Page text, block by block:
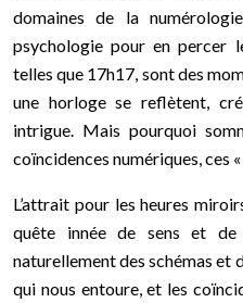
domaines de la
psychologie pour en percer
telles que 17h17, sont des
une horloge se reflètent,
intrigue. Mais pourquoi
coïncidences numériques, ces
L’attrait pour les heures
quête innée de sens et de
naturellement des schémas et
qui nous entoure, et les